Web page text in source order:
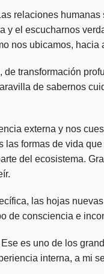
relaciones
y el escucharnos
nos ubicamos, hacia
transformación
de sabernos
externa y nos
formas de vida
del ecosistema.
las hojas
de consciencia e
es uno de los
interna, a mi